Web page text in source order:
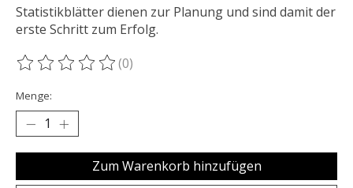
Statistikblätter dienen zur Planung und sind damit der
erste Schritt zum Erfolg.
Die Bewertung dieses Produkts ist
(0)
Menge:
Zum Warenkorb hinzufügen